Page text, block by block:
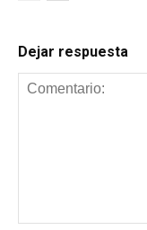
Dejar respuesta